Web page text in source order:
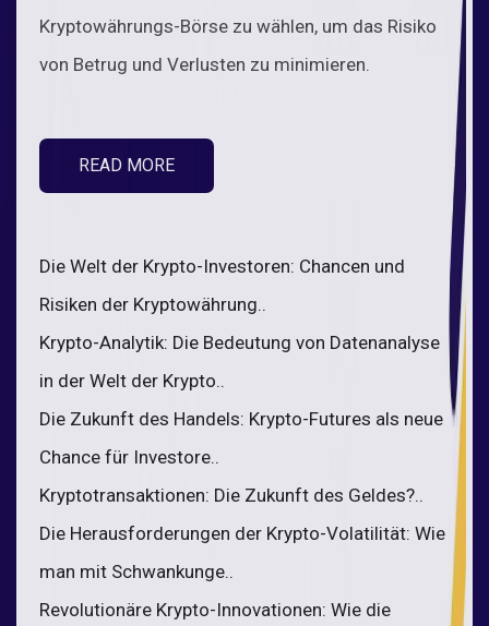
Kryptowährungs-Börse zu wählen, um das Risiko
von Betrug und Verlusten zu minimieren.
READ MORE
Die Welt der Krypto-Investoren: Chancen und
Risiken der Kryptowährung..
Krypto-Analytik: Die Bedeutung von Datenanalyse
in der Welt der Krypto..
Die Zukunft des Handels: Krypto-Futures als neue
Chance für Investore..
Kryptotransaktionen: Die Zukunft des Geldes?..
Die Herausforderungen der Krypto-Volatilität: Wie
man mit Schwankunge..
Revolutionäre Krypto-Innovationen: Wie die